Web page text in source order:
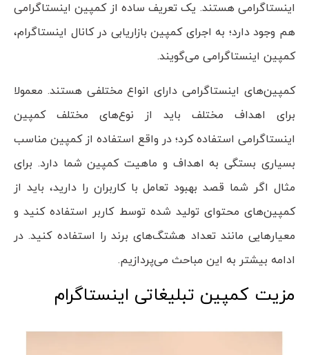
اینستاگرامی هستند. یک تعریف ساده از کمپین اینستاگرامی
هم وجود دارد؛ به اجرای کمپین بازاریابی در کانال اینستاگرام،
کمپین اینستاگرامی می‌گویند.
کمپین‌های اینستاگرامی دارای انواع مختلفی هستند. معمولا
برای اهداف مختلف باید از نوع‌های مختلف کمپین
اینستاگرامی استفاده کرد؛ در واقع استفاده از کمپین مناسب
بسیاری بستگی به اهداف و ماهیت کمپین شما دارد. برای
مثال اگر شما قصد بهبود تعامل با کاربران را دارید، باید از
کمپین‌های محتوای تولید شده توسط کاربر استفاده کنید و
معیار‌هایی مانند تعداد هشتگ‌های برند را استفاده کنید. در
ادامه بیشتر به این مباحث می‌پردازیم.
مزیت کمپین تبلیغاتی اینستاگرام